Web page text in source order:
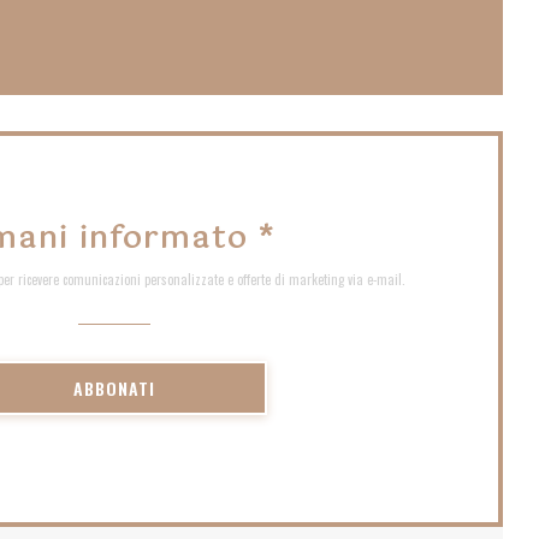
informato *
ricevere comunicazioni personalizzate e offerte di marketing via e-mail.
ABBONATI